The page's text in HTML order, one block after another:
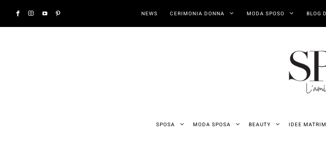
NEWS CERIMONIA DONNA MODA SPOSO BLOG
SPOSA MODA SPOSA BEAUTY IDEE